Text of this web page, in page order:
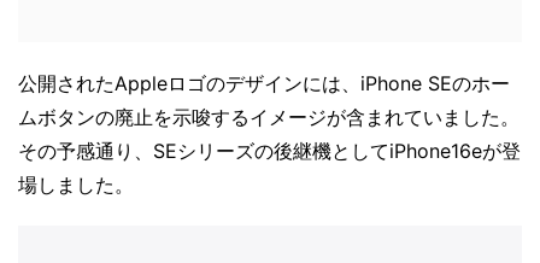
公開されたAppleロゴのデザインには、iPhone SEのホー
ムボタンの廃止を示唆するイメージが含まれていました。
その予感通り、SEシリーズの後継機としてiPhone16eが登
場しました。